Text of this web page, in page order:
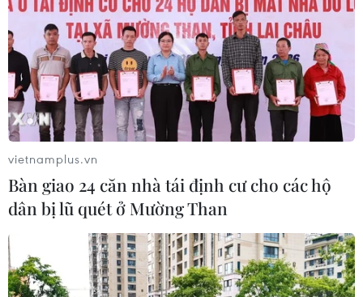
vietnamplus.vn
Bàn giao 24 căn nhà tái định cư cho các hộ
dân bị lũ quét ở Mường Than